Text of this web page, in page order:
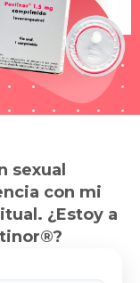
sexual
con mi
¿Estoy a